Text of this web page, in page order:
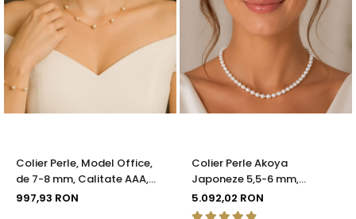
Colier Perle, Model Office,
de 7-8 mm, Calitate AAA,
Aur 14K | KASKADDA®
997,93 RON
Colier Perle Akoya
Japoneze 5,5-6 mm,
Închizătoare Sferică Aur Alb
14K | KASKADDA®
5.092,02 RON